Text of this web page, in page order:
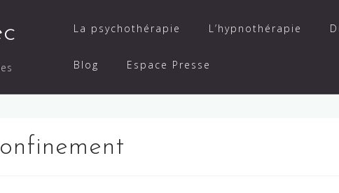
La psychothérapie L’hypnothérapie
Blog Espace Presse